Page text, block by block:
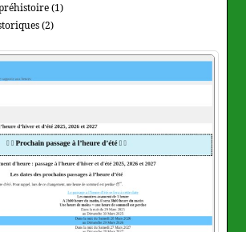
(1)
(2)